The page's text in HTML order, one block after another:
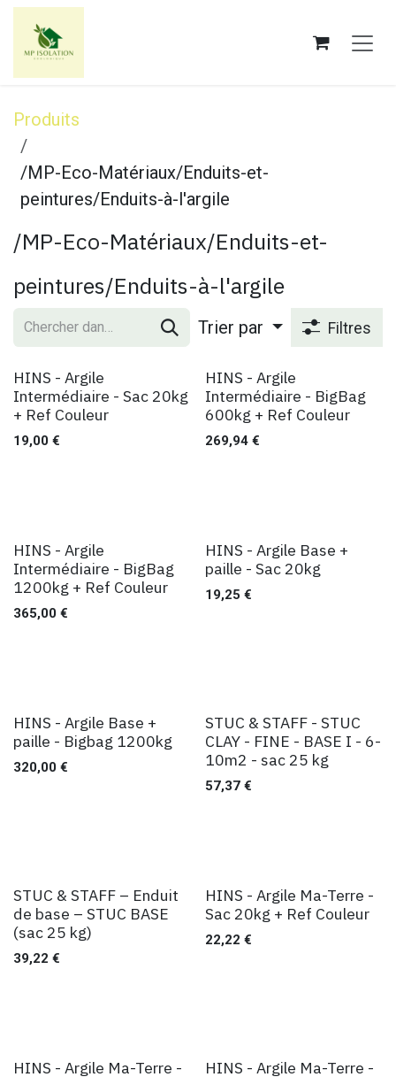
Se rendre au contenu
Produits
/MP-Eco-Matériaux/Enduits-et-
peintures/Enduits-à-l'argile
/MP-Eco-Matériaux/Enduits-et-
peintures/Enduits-à-l'argile
Trier par Filtres
HINS - Argile
Intermédiaire - Sac 20kg
+ Ref Couleur
19,00 €
HINS - Argile
Intermédiaire - BigBag
600kg + Ref Couleur
269,94€
HINS - Argile
Intermédiaire - BigBag
1200kg + Ref Couleur
365,00 €
HINS - Argile Base +
paille - Sac 20kg
19,25 €
HINS - Argile Base +
paille - Bigbag 1200kg
320,00 €
STUC & STAFF - STUC
CLAY - FINE - BASE I - 6-
10m2 - sac 25 kg
57,37€
STUC & STAFF – Enduit
de base – STUC BASE
(sac 25 kg)
39,22 €
HINS - Argile Ma-Terre -
Sac 20kg + Ref Couleur
22,22 €
HINS - Argile Ma-Terre -
HINS - Argile Ma-Terre -